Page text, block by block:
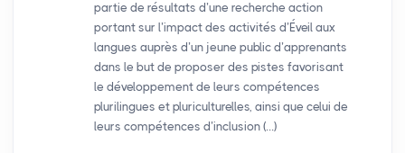
partie de résultats d’une recherche action
portant sur l’impact des activités d’Éveil aux
langues auprès d’un jeune public d’apprenants
dans le but de proposer des pistes favorisant
le développement de leurs compétences
plurilingues et pluriculturelles, ainsi que celui de
leurs compétences d’inclusion (…)